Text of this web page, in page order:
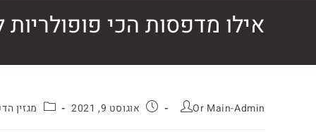
אילו מדפסות הכי
Or Main-Admin אוגוסט 9, 2021 מגזין